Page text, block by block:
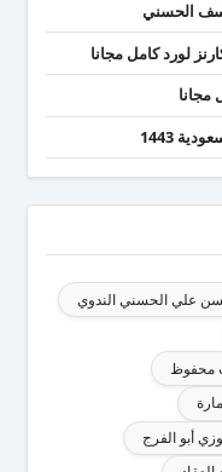
علي الحسني الندوي
محفوظ
أبو الفرج